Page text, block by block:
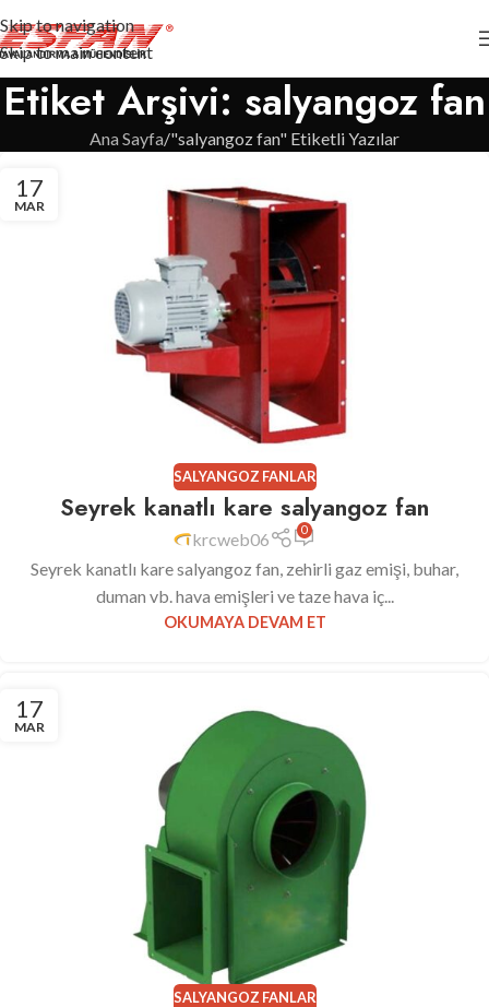
Skip to navigation
Skip to main content
Etiket Arşivi: salyangoz fan
Ana Sayfa "salyangoz fan" Etiketli Yazılar
17
MAR
SALYANGOZ FANLAR
Seyrek kanatlı kare salyangoz fan
krcweb06 0
Seyrek kanatlı kare salyangoz fan, zehirli gaz emişi, buhar,
duman vb. hava emişleri ve taze hava iç...
OKUMAYA DEVAM ET
17
MAR
SALYANGOZ FANLAR